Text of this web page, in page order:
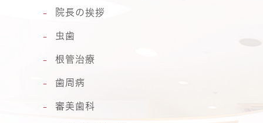
院長の挨拶
虫歯
根管治療
歯周病
審美歯科